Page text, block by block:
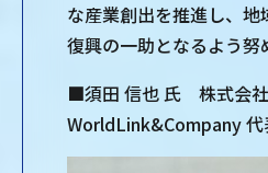
な産業創出を推進し、
復興の一助となるよう
■須田 信也 氏 株式会社
WorldLink&Company 代